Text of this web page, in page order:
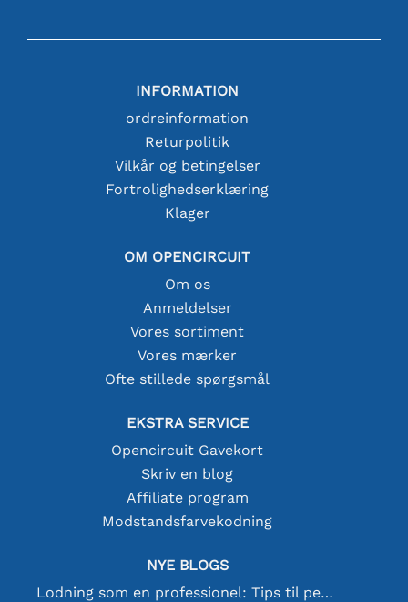
INFORMATION
ordreinformation
Returpolitik
Vilkår og betingelser
Fortrolighedserklæring
Klager
OM OPENCIRCUIT
Om os
Anmeldelser
Vores sortiment
Vores mærker
Ofte stillede spørgsmål
EKSTRA SERVICE
Opencircuit Gavekort
Skriv en blog
Affiliate program
Modstandsfarvekodning
NYE BLOGS
Lodning som en professionel: Tips til perfekte elektroniske forbindelser